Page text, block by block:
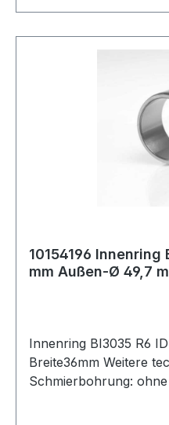
10154196
mm Außen-Ø 49,7
Innenring BI3035 R6
Breite36mm Weitere
Schmierbohrung: